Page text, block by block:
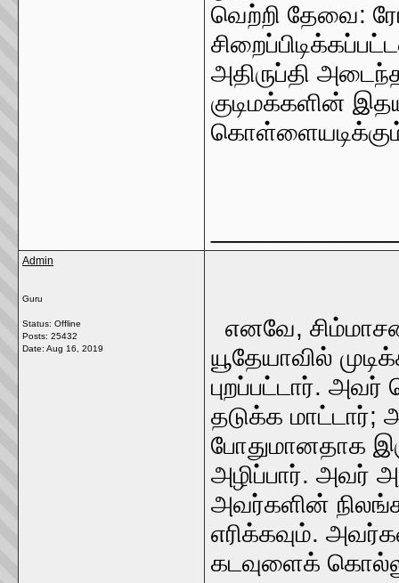
வெற்றி தேவை:
அதிருப்தி
குடிமக்களின்
Admin
Guru
Status: Offline
Posts: 25432
Date: Aug 16, 2019
எனவே,
யூதேயாவில்
புறப்பட்டார்.
தடுக்க மாட்டார்;
போதுமானதாக
அழிப்பார். அவர்
அவர்களின்
எரிக்கவும்.
கடவுளைக்